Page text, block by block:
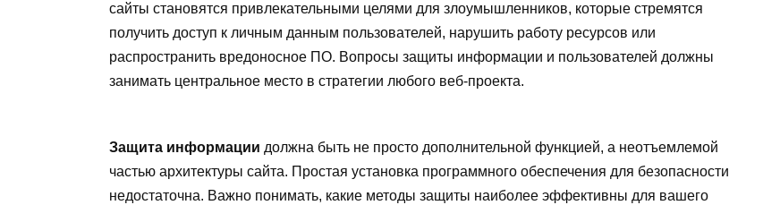
сайты становятся привлекательными целями для злоумышленников, которые стремятся
получить доступ к личным данным пользователей, нарушить работу ресурсов или
распространить вредоносное ПО. Вопросы защиты информации и пользователей должны
занимать центральное место в стратегии любого веб-проекта.
Защита информации должна быть не просто дополнительной функцией, а неотъемлемой
частью архитектуры сайта. Простая установка программного обеспечения для безопасности
недостаточна. Важно понимать, какие методы защиты наиболее эффективны для вашего